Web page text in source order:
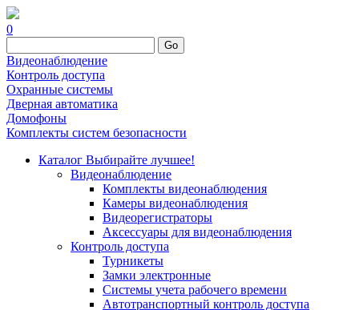
0
Go
Видеонаблюдение
Контроль доступа
Охранные системы
Дверная автоматика
Домофоны
Комплекты систем безопасности
Каталог Выбирайте лучшее!
Видеонаблюдение
Комплекты видеонаблюдения
Камеры видеонаблюдения
Видеорегистраторы
Аксессуары для видеонаблюдения
Контроль доступа
Турникеты
Замки электронные
Системы учета рабочего времени
Автотранспортный контроль доступа